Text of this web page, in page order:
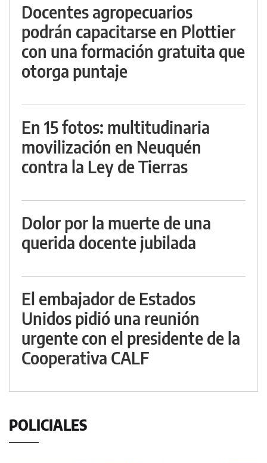
Docentes agropecuarios
podrán capacitarse en Plottier
con una formación gratuita que
otorga puntaje
En 15 fotos: multitudinaria
movilización en Neuquén
contra la Ley de Tierras
Dolor por la muerte de una
querida docente jubilada
El embajador de Estados
Unidos pidió una reunión
urgente con el presidente de la
Cooperativa CALF
POLICIALES